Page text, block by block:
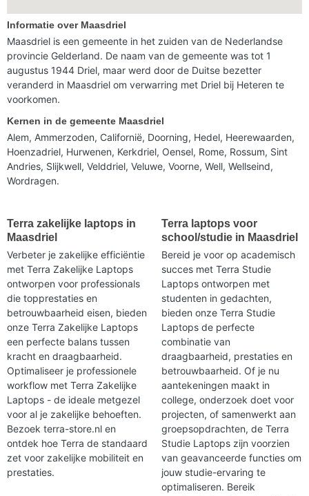
Informatie over Maasdriel
Maasdriel is een gemeente in het zuiden van de Nederlandse
provincie Gelderland. De naam van de gemeente was tot 1
augustus 1944 Driel, maar werd door de Duitse bezetter
veranderd in Maasdriel om verwarring met Driel bij Heteren te
voorkomen.
Kernen in de gemeente Maasdriel
Alem, Ammerzoden, Californië, Doorning, Hedel, Heerewaarden,
Hoenzadriel, Hurwenen, Kerkdriel, Oensel, Rome, Rossum, Sint
Andries, Slijkwell, Velddriel, Veluwe, Voorne, Well, Wellseind,
Wordragen.
Terra zakelijke laptops in
Maasdriel
Verbeter je zakelijke efficiëntie
met Terra Zakelijke Laptops
ontworpen voor professionals
die topprestaties en
betrouwbaarheid eisen, bieden
onze Terra Zakelijke Laptops
een perfecte balans tussen
kracht en draagbaarheid.
Optimaliseer je professionele
workflow met Terra Zakelijke
Laptops - de ideale metgezel
voor al je zakelijke behoeften.
Bezoek terra-store.nl en
ontdek hoe Terra de standaard
zet voor zakelijke mobiliteit en
prestaties.
Terra laptops voor
school/studie in Maasdriel
Bereid je voor op academisch
succes met Terra Studie
Laptops ontworpen met
studenten in gedachten,
bieden onze Terra Studie
Laptops de perfecte
combinatie van
draagbaarheid, prestaties en
betrouwbaarheid. Of je nu
aantekeningen maakt in
college, onderzoek doet voor
projecten, of samenwerkt aan
groepsopdrachten, de Terra
Studie Laptops zijn voorzien
van geavanceerde functies om
jouw studie-ervaring te
optimaliseren. Bereik